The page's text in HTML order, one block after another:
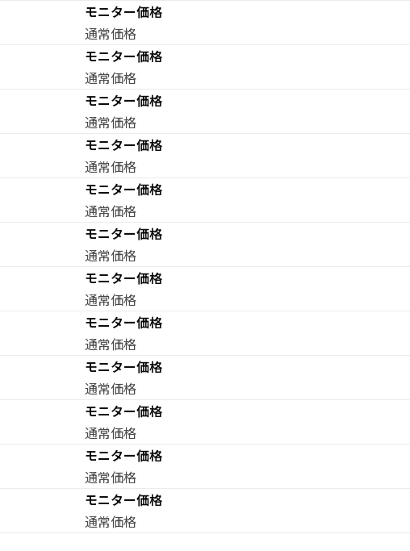
モニター価格
通常価格
モニター価格
通常価格
モニター価格
通常価格
モニター価格
通常価格
モニター価格
通常価格
モニター価格
通常価格
モニター価格
通常価格
モニター価格
通常価格
モニター価格
通常価格
モニター価格
通常価格
モニター価格
通常価格
モニター価格
通常価格